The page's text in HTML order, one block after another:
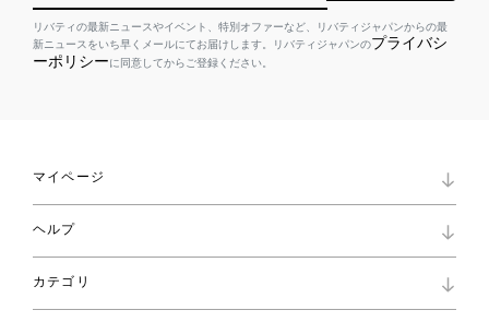
リバティの最新ニュースやイベント、特別オファーなど、リバティジャパンからの最
新ニュースをいち早くメールにてお届けします。リバティジャパンのプライバシ
ーポリシーに同意してからご登録ください。
マイページ
ロイヤリティプログラム
パスワード再設定
ショッピングバッグ
ヘルプ
お問い合わせ
よくあるご質問
カテゴリ